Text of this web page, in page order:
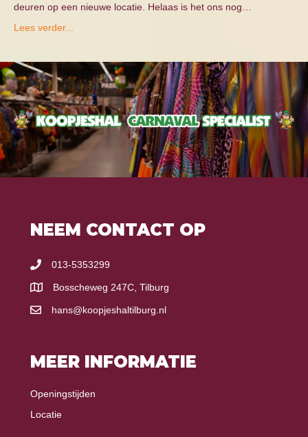
deuren op een nieuwe locatie. Helaas is het ons nog…
Lees verder...
NEEM CONTACT OP
013-5353299
Bosscheweg 247C, Tilburg
hans@koopjeshaltilburg.nl
MEER INFORMATIE
Openingstijden
Locatie